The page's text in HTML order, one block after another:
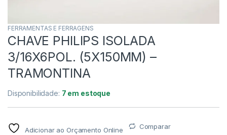
FERRAMENTAS E FERRAGENS
CHAVE PHILIPS ISOLADA
3/16X6POL. (5X150MM) –
TRAMONTINA
Disponibilidade: 7 em estoque
Adicionar ao Orçamento Online Comparar